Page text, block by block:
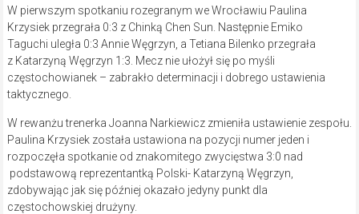
W pierwszym spotkaniu rozegranym we Wrocławiu Paulina
Krzysiek przegrała 0:3 z Chinką Chen Sun. Następnie Emiko
Taguchi uległa 0:3 Annie Węgrzyn, a Tetiana Bilenko przegrała
z Katarzyną Węgrzyn 1:3. Mecz nie ułożył się po myśli
częstochowianek – zabrakło determinacji i dobrego ustawienia
taktycznego.
W rewanżu trenerka Joanna Narkiewicz zmieniła ustawienie zespołu.
Paulina Krzysiek została ustawiona na pozycji numer jeden i
rozpoczęła spotkanie od znakomitego zwycięstwa 3:0 nad
podstawową reprezentantką Polski- Katarzyną Węgrzyn,
zdobywając jak się później okazało jedyny punkt dla
częstochowskiej drużyny.